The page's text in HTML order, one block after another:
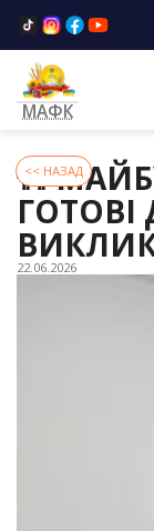
МАФК
<< НАЗАД
🐄
22.06.2026